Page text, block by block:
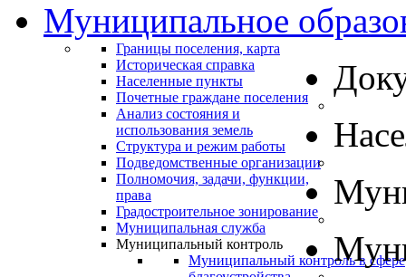
Муниципальное
Границы поселения, карта
Историческая справка
Населенные пункты
Почетные граждане поселения
Анализ состояния и
использования земель
Структура и режим работы
Подведомственные организации
Полномочия, задачи, функции,
права
Градостроительное зонирование
Муниципальная служба
Муниципальный контроль
Муниципальный контроль в сфере